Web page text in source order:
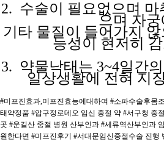
2. 수술이 필요없으며 마
으며 자궁
기타 물질이 들어가지않
능성이 현저히
3. 약물낙태는 3~4일간
일상생활에 전혀 지
#미프진효과,미프진효능에대하여 #소파수술후몸
태약정품 #압구정로데오 임신 중절 약 #서구청 중
곳 #운길산 중절 병원 산부인과 #세류역산부인과
원한다면 #미프진후기 #서대문임신중절수술 진행